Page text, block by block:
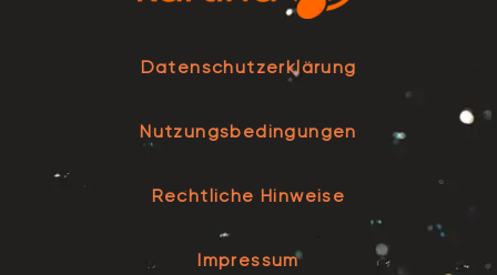
Datenschutzerklärung
Nutzungsbedingungen
Rechtliche Hinweise
Impressum